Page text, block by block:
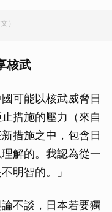
）
核武
可能以核武威脅日
措施的壓力（來自
措施之中，包含日
解的。我認為從一
明智的。」
不談，日本若要獨